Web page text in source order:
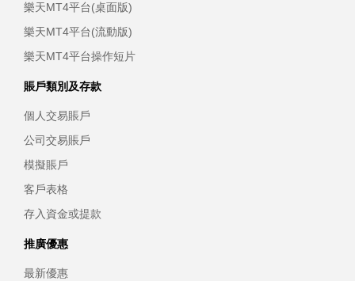
樂天MT4平台(桌面版)
樂天MT4平台(流動版)
樂天MT4平台操作短片
賬戶類別及存款
個人交易賬戶
公司交易賬戶
模擬賬戶
客戶表格
存入資金或提款
推廣優惠
最新優惠